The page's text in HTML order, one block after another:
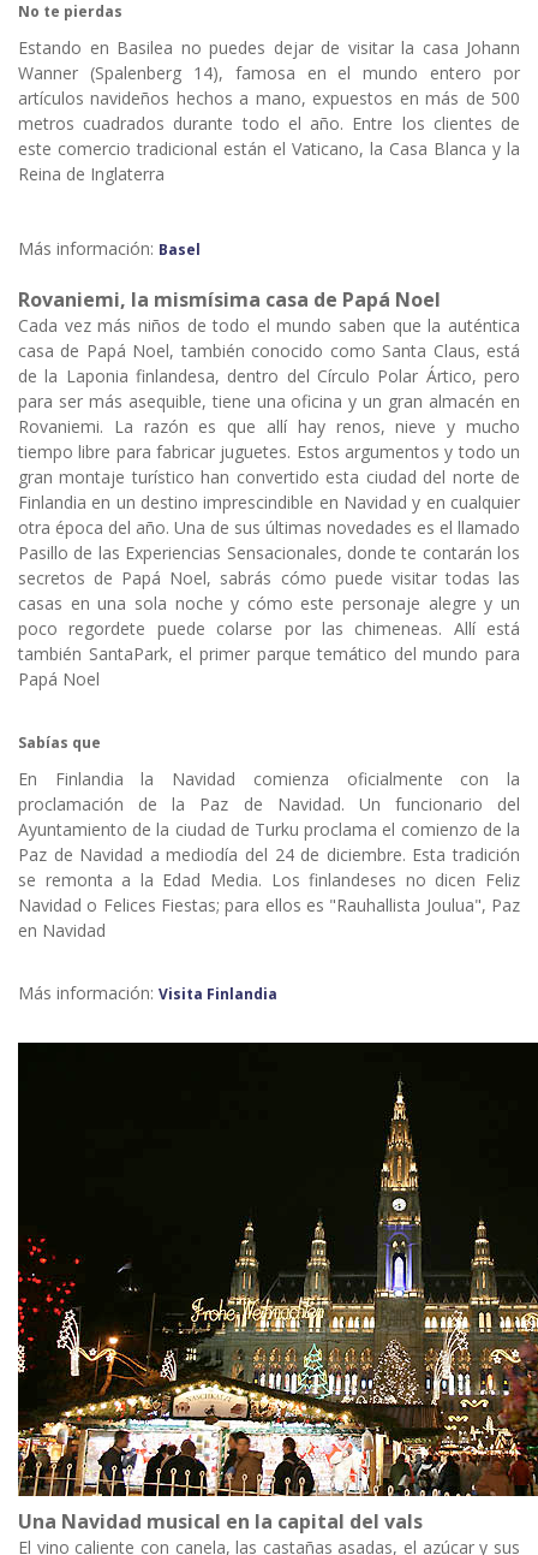
No te pierdas
Estando en Basilea no puedes dejar de visitar la casa Johann
Wanner (Spalenberg 14), famosa en el mundo entero por
artículos navideños hechos a mano, expuestos en más de 500
metros cuadrados durante todo el año. Entre los clientes de
este comercio tradicional están el Vaticano, la Casa Blanca y la
Reina de Inglaterra
Más información: Basel
Rovaniemi, la mismísima casa de Papá Noel
Cada vez más niños de todo el mundo saben que la auténtica
casa de Papá Noel, también conocido como Santa Claus, está
de la Laponia finlandesa, dentro del Círculo Polar Ártico, pero
para ser más asequible, tiene una oficina y un gran almacén en
Rovaniemi. La razón es que allí hay renos, nieve y mucho
tiempo libre para fabricar juguetes. Estos argumentos y todo un
gran montaje turístico han convertido esta ciudad del norte de
Finlandia en un destino imprescindible en Navidad y en cualquier
otra época del año. Una de sus últimas novedades es el llamado
Pasillo de las Experiencias Sensacionales, donde te contarán los
secretos de Papá Noel, sabrás cómo puede visitar todas las
casas en una sola noche y cómo este personaje alegre y un
poco regordete puede colarse por las chimeneas. Allí está
también SantaPark, el primer parque temático del mundo para
Papá Noel
Sabías que
En Finlandia la Navidad comienza oficialmente con la
proclamación de la Paz de Navidad. Un funcionario del
Ayuntamiento de la ciudad de Turku proclama el comienzo de la
Paz de Navidad a mediodía del 24 de diciembre. Esta tradición
se remonta a la Edad Media. Los finlandeses no dicen Feliz
Navidad o Felices Fiestas; para ellos es "Rauhallista Joulua", Paz
en Navidad
Más información: Visita Finlandia
Una Navidad musical en la capital del vals
El vino caliente con canela, las castañas asadas, el azúcar y sus